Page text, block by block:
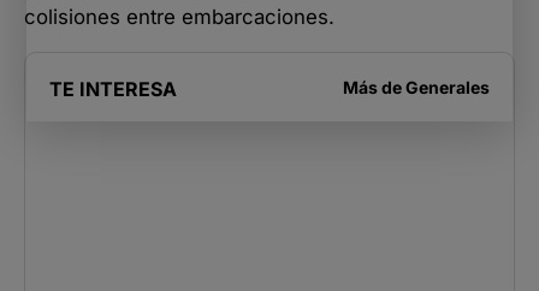
colisiones entre embarcaciones.
TE INTERESA Más deGenerales